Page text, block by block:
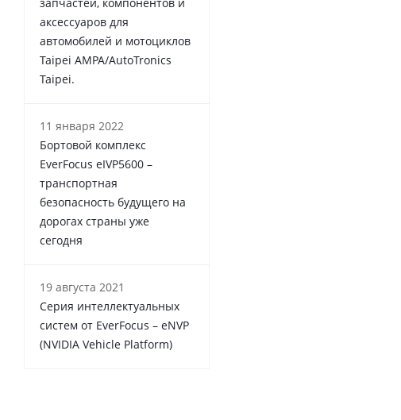
аксессуаров для
автомобилей и мотоциклов
Taipei AMPA/AutoTronics
Taipei.
11 января 2022
Бортовой комплекс
EverFocus eIVP5600 –
транспортная
безопасность будущего на
дорогах страны уже
сегодня
19 августа 2021
Серия интеллектуальных
систем от EverFocus – eNVP
(NVIDIA Vehicle Platform)